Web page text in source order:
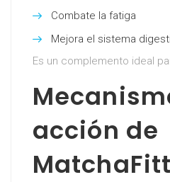
Combate la fatiga
Mejora el sistema
Es un complemento ideal
acción de